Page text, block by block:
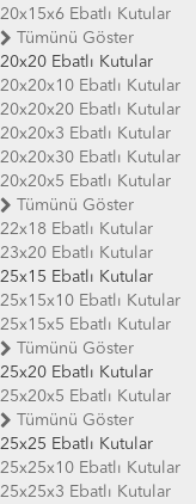
20x15x6 Ebatlı Kutular
Tümünü Göster
20x20 Ebatlı Kutular
20x20x10 Ebatlı Kutular
20x20x20 Ebatlı Kutular
20x20x3 Ebatlı Kutular
20x20x30 Ebatlı Kutular
20x20x5 Ebatlı Kutular
Tümünü Göster
22x18 Ebatlı Kutular
23x20 Ebatlı Kutular
25x15 Ebatlı Kutular
25x15x10 Ebatlı Kutular
25x15x5 Ebatlı Kutular
Tümünü Göster
25x20 Ebatlı Kutular
25x20x5 Ebatlı Kutular
Tümünü Göster
25x25 Ebatlı Kutular
25x25x10 Ebatlı Kutular
25x25x3 Ebatlı Kutular